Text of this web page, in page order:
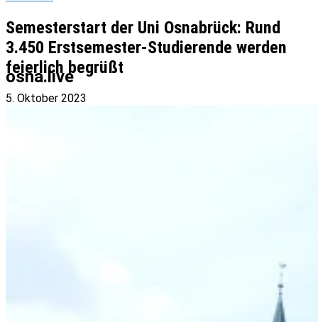
osna.live
Semesterstart der Uni Osnabrück: Rund
3.450 Erstsemester-Studierende werden
feierlich begrüßt
5. Oktober 2023